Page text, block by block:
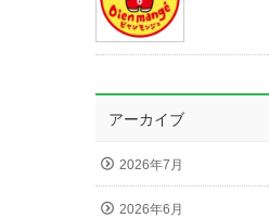
アーカイブ
2026年7月
2026年6月